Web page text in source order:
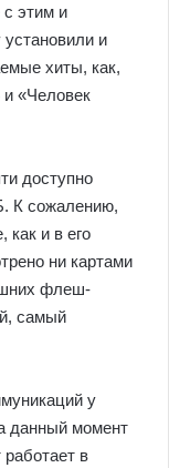
с этим и
и
хиты, как,
и «Человек
доступно
К сожалению,
как и в его
ни картами
флеш-
самый
у
данный момент
работает в